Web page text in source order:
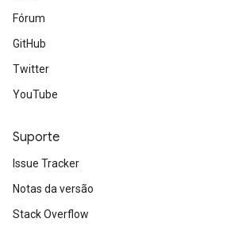
Fórum
GitHub
Twitter
YouTube
Suporte
Issue Tracker
Notas da versão
Stack Overflow